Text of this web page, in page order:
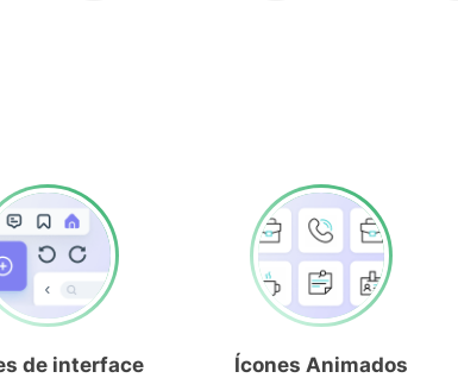
de interface Ícones Animados